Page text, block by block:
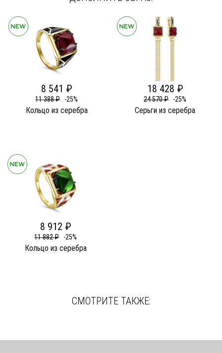
8 541 ₽
11 388 ₽ -25%
Кольцо из серебра
18 428 ₽
24 570 ₽ -25%
Серьги из серебра
8 912 ₽
11 882 ₽ -25%
Кольцо из серебра
СМОТРИТЕ ТАКЖЕ: